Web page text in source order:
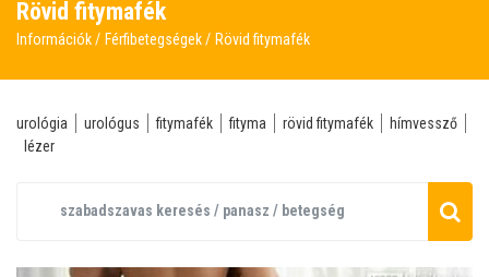
Rövid fitymafék
Információk Férfibetegségek Rövid fitymafék
urológia urológus fitymafék fityma rövid fitymafék
hímvessző
lézer